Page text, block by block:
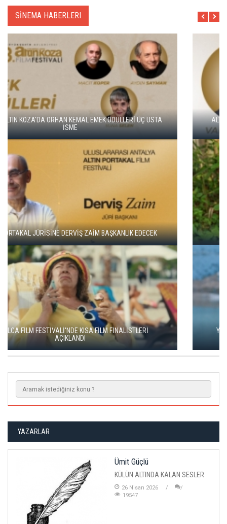
SİNEMA HABERLERI
ALTIN KOZA'NIN ONUR ÖDÜLLERİ FERZAN ÖZPETEK VE VAHİDE
PERÇİN'İN
ADANA ALTIN KOZA'DA JÜRİ BAŞKANI ZUHAL OLCAY
YEŞİM USTAOĞLU'NUN "ARTAKALAN"I SAN SEBASTIÁN'DA
DÜNYA PRÖMİYERİNİ YAPACAK
YAZARLAR
Ümit Güçlü
KÜLÜN ALTINDA KALAN SESLER
26 Nisan 2026
19547